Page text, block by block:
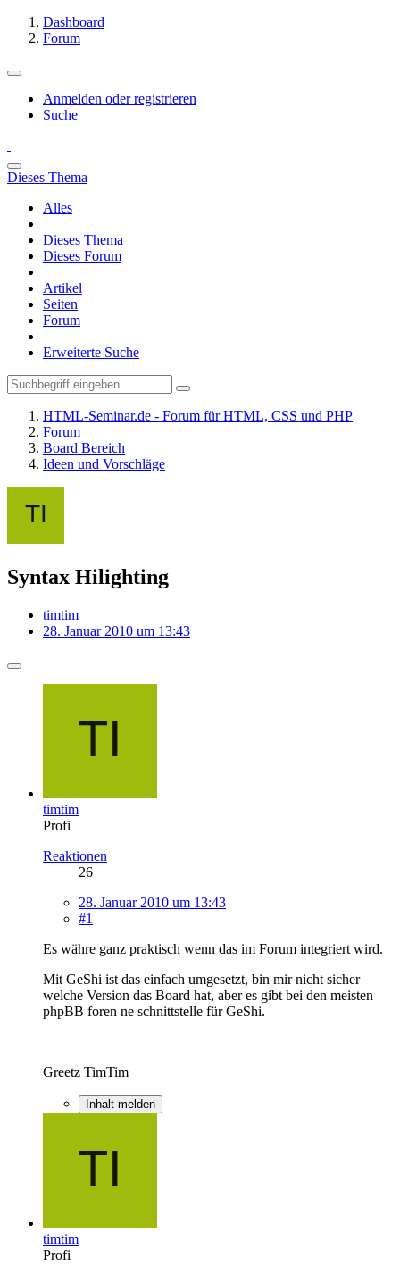
Dashboard
Forum
Anmelden oder registrieren
Suche
Dieses Thema
Alles
Dieses Thema
Dieses Forum
Artikel
Seiten
Forum
Erweiterte Suche
HTML-Seminar.de - Forum für HTML, CSS und PHP
Forum
Board Bereich
Ideen und Vorschläge
Syntax Hilighting
timtim
28. Januar 2010 um 13:43
timtim
Profi
Reaktionen
26
28. Januar 2010 um 13:43
#1
Es währe ganz praktisch wenn das im Forum integriert wird.
Mit GeShi ist das einfach umgesetzt, bin mir nicht sicher
welche Version das Board hat, aber es gibt bei den meisten
phpBB foren ne schnittstelle für GeShi.
Greetz TimTim
Inhalt melden
timtim
Profi